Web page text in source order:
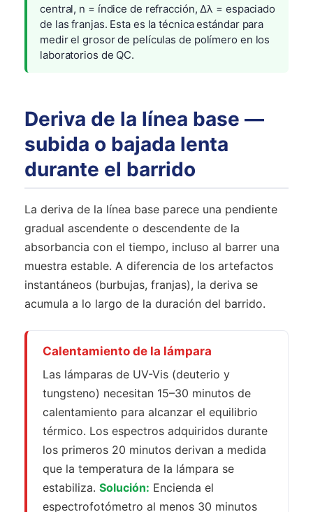
central, n = índice de refracción, Δλ = espaciado
de las franjas. Esta es la técnica estándar para
medir el grosor de películas de polímero en los
laboratorios de QC.
Deriva de la línea base —
subida o bajada lenta
durante el barrido
La deriva de la línea base parece una pendiente
gradual ascendente o descendente de la
absorbancia con el tiempo, incluso al barrer una
muestra estable. A diferencia de los artefactos
instantáneos (burbujas, franjas), la deriva se
acumula a lo largo de la duración del barrido.
Calentamiento de la lámpara
Las lámparas de UV-Vis (deuterio y
tungsteno) necesitan 15–30 minutos de
calentamiento para alcanzar el equilibrio
térmico. Los espectros adquiridos durante
los primeros 20 minutos derivan a medida
que la temperatura de la lámpara se
estabiliza. Solución: Encienda el
espectrofotómetro al menos 30 minutos